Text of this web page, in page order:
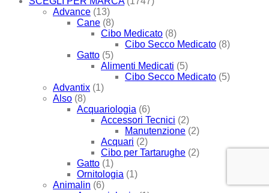
Advance (13)
Cane (8)
Cibo Medicato (8)
Cibo Secco Medicato (8)
Gatto (5)
Alimenti Medicati (5)
Cibo Secco Medicato (5)
Advantix (1)
Also (8)
Acquariologia (6)
Accessori Tecnici (2)
Manutenzione (2)
Acquari (2)
Cibo per Tartarughe (2)
Gatto (1)
Ornitologia (1)
Animalin (6)